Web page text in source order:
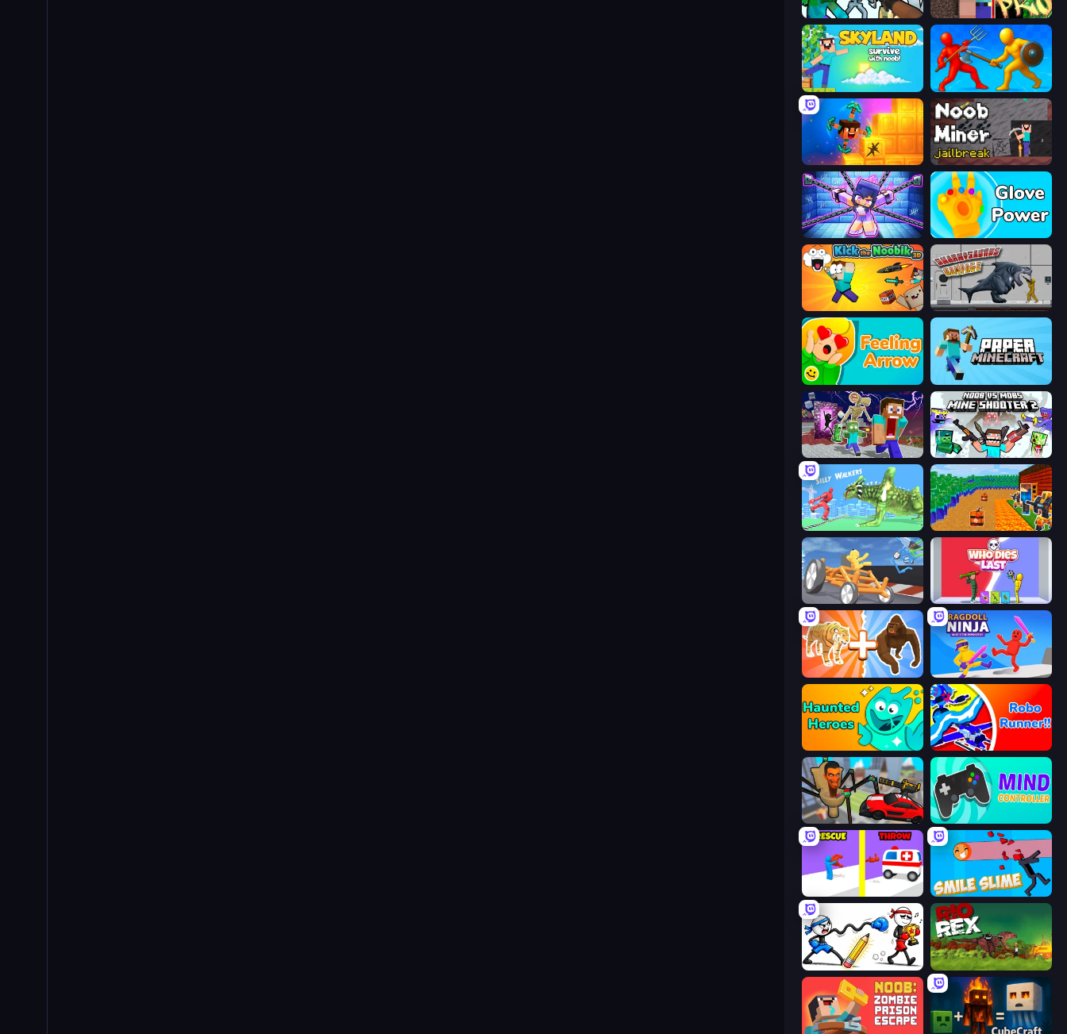
Noob vs Pro: Challenge
Skyland Survive With Noob! Epic Sword Battle! Fight in Arena
Merge & Dig! Noob Miner: Escape From Prison
Mini Mine Glove Power
Kick the Noobik 3D Sharkosaurus Rampage
Feeling Arrow Paper Minecraft
Monster School Herobrine Siren Head Mine Shooter 2: Noob vs Mobs
Silly Walkers Noob Tower Defense
Draw Crash Race Who Dies Last?
Animal DNA Run Ragdoll Ninja: Imposter Hero
Haunted Heroes Robo Runner
Cars vs Skibidi Toilet Mind Controller
Rescue Throw Smile Slime
Doodle Smash Rio Rex